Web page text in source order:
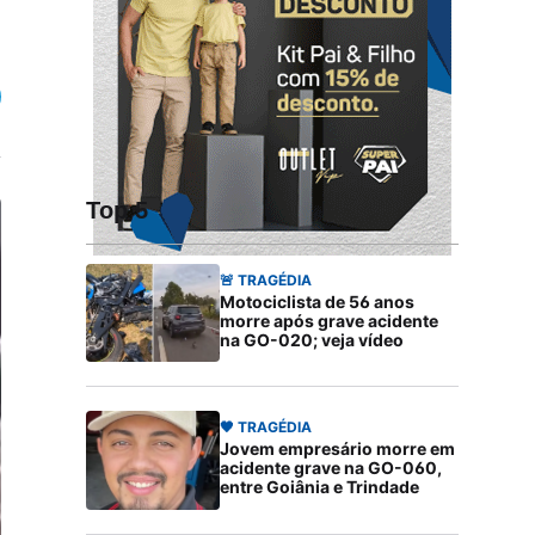
Top 5
🚨 TRAGÉDIA
Motociclista de 56 anos
morre após grave acidente
na GO-020; veja vídeo
🖤 TRAGÉDIA
Jovem empresário morre em
acidente grave na GO-060,
entre Goiânia e Trindade